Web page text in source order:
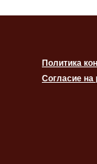
Политика
Согласие на